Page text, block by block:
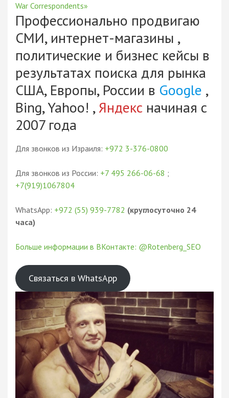
War Correspondents»
Профессионально продвигаю
СМИ, интернет-магазины ,
политические и бизнес кейсы в
результатах поиска для рынка
США, Европы, России в Google ,
Bing, Yahoo! ,Яндекс начиная с
2007 года
Для звонков из Израиля: +972 3-376-0800
Для звонков из России: +7 495 266-06-68 ;
+7(919)1067804
WhatsApp: +972 (55) 939-7782 (круглосуточно 24
часа)
Больше информации в ВКонтакте: @Rotenberg_SEO
Связаться в WhatsApp